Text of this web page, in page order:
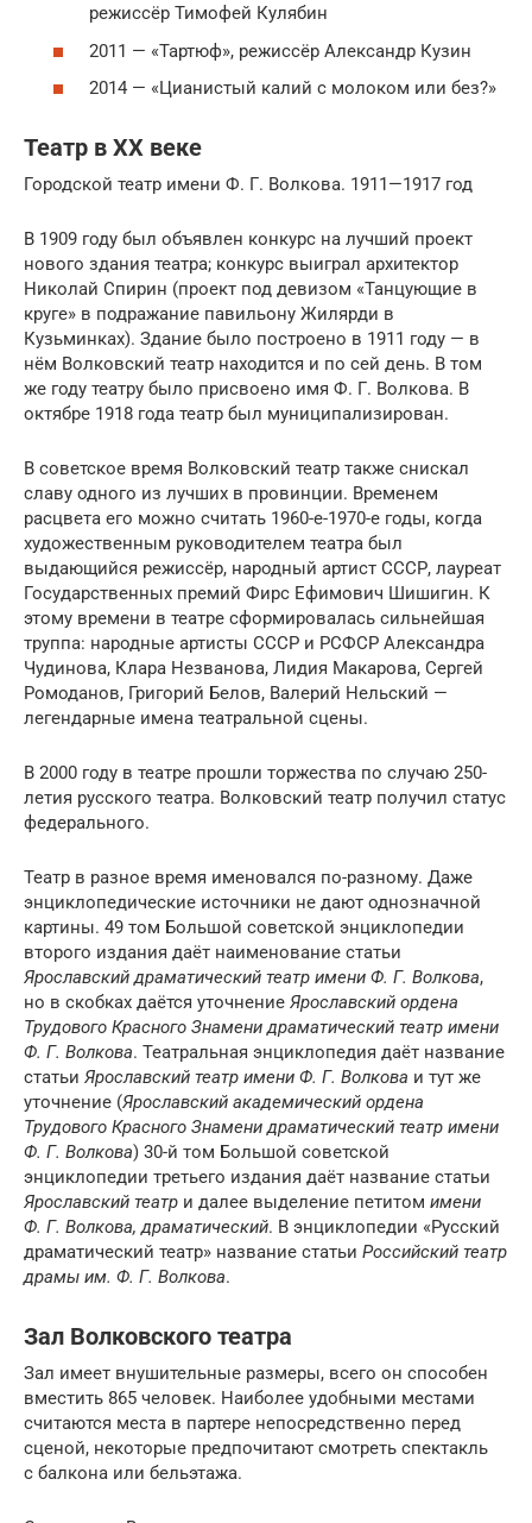
режиссёр Тимофей Кулябин
2011 — «Тартюф», режиссёр Александр Кузин
2014 — «Цианистый калий с молоком или без?»
Театр в XX веке
Городской театр имени Ф. Г. Волкова. 1911—1917 год
В 1909 году был объявлен конкурс на лучший проект
нового здания театра; конкурс выиграл архитектор
Николай Спирин (проект под девизом «Танцующие в
круге» в подражание павильону Жилярди в
Кузьминках). Здание было построено в 1911 году — в
нём Волковский театр находится и по сей день. В том
же году театру было присвоено имя Ф. Г. Волкова. В
октябре 1918 года театр был муниципализирован.
В советское время Волковский театр также снискал
славу одного из лучших в провинции. Временем
расцвета его можно считать 1960-е-1970-е годы, когда
художественным руководителем театра был
выдающийся режиссёр, народный артист СССР, лауреат
Государственных премий Фирс Ефимович Шишигин. К
этому времени в театре сформировалась сильнейшая
труппа: народные артисты СССР и РСФСР Александра
Чудинова, Клара Незванова, Лидия Макарова, Сергей
Ромоданов, Григорий Белов, Валерий Нельский —
легендарные имена театральной сцены.
В 2000 году в театре прошли торжества по случаю 250-
летия русского театра. Волковский театр получил статус
федерального.
Театр в разное время именовался по-разному. Даже
энциклопедические источники не дают однозначной
картины. 49 том Большой советской энциклопедии
второго издания даёт наименование статьи
Ярославский драматический театр имени Ф. Г. Волкова,
но в скобках даётся уточнение Ярославский ордена
Трудового Красного Знамени драматический театр имени
Ф. Г. Волкова. Театральная энциклопедия даёт название
статьи Ярославский театр имени Ф. Г. Волкова и тут же
уточнение (Ярославский академический ордена
Трудового Красного Знамени драматический театр имени
Ф. Г. Волкова) 30-й том Большой советской
энциклопедии третьего издания даёт название статьи
Ярославский театр и далее выделение петитом имени
Ф. Г. Волкова, драматический. В энциклопедии «Русский
драматический театр» название статьи Российский театр
драмы им. Ф. Г. Волкова.
Зал Волковского театра
Зал имеет внушительные размеры, всего он способен
вместить 865 человек. Наиболее удобными местами
считаются места в партере непосредственно перед
сценой, некоторые предпочитают смотреть спектакль
с балкона или бельэтажа.